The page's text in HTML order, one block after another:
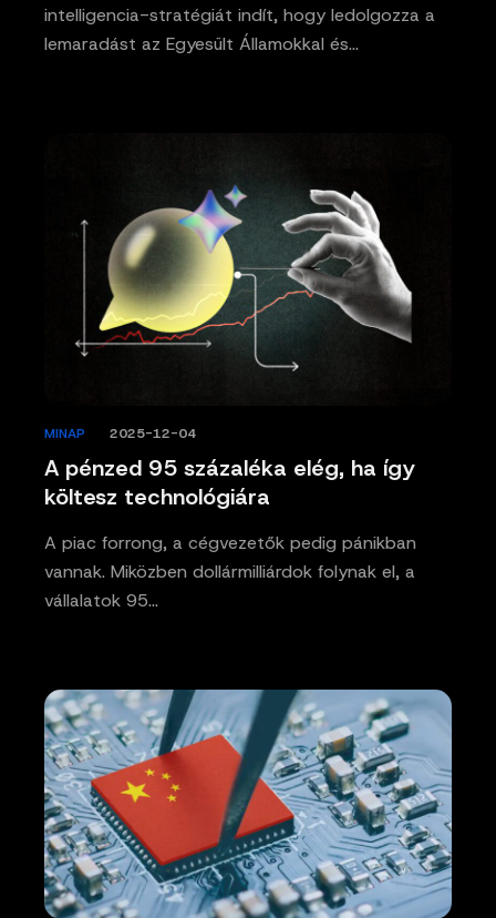
intelligencia-stratégiát indít, hogy ledolgozza a
lemaradást az Egyesült Államokkal és…
A pénzed 95 százaléka elég, ha így
költesz technológiára
MINAP 2025-12-04
A piac forrong, a cégvezetők pedig pánikban
vannak. Miközben dollármilliárdok folynak el, a
vállalatok 95…